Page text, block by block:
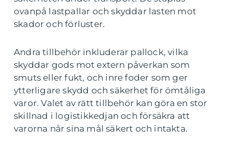
ovanpå lastpallar och skyddar lasten mot
skador och förluster.
Andra tillbehör inkluderar pallock, vilka
skyddar gods mot extern påverkan som
smuts eller fukt, och inre foder som ger
ytterligare skydd och säkerhet för ömtåliga
varor. Valet av rätt tillbehör kan göra en stor
skillnad i logistikkedjan och försäkra att
varorna når sina mål säkert och intakta.